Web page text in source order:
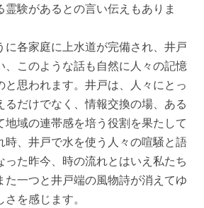
霊験があるとの言い伝えもありま
に各家庭に上水道が完備され、井戸
、このような話も自然に人々の記憶
と思われます。井戸は、人々にとっ
るだけでなく、情報交換の場、ある
地域の連帯感を培う役割を果たして
時、井戸で水を使う人々の喧騒と語
った昨今、時の流れとはいえ私たち
た一つと井戸端の風物詩が消えてゆ
を感じます。